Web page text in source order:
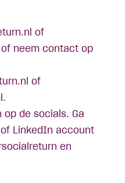
of
of neem contact op
of
.
de socials. Ga
LinkedIn account
en